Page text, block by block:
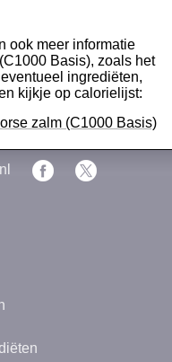
ook meer informatie
Basis), zoals het
ingrediëten,
kijkje op calorielijst:
zalm (C1000 Basis)